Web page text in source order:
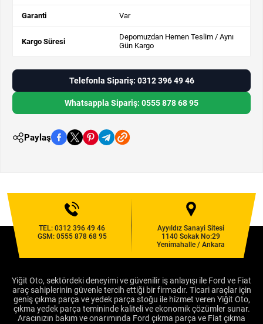
Garanti Var
Kargo Süresi
Depomuzdan Hemen Teslim / Aynı
Gün Kargo
Telefonla Sipariş: 0312 396 49 46
Whatsappla Sipariş: 0555 878 68 95
Paylaş
TEL:0312 396 49 46
GSM: 0555 878 68 95
Ayyıldız Sanayi Sitesi
1140 Sokak No:29
Yenimahalle / Ankara
Yiğit Oto, sektördeki deneyimi ve güvenilir iş anlayışı ile Ford ve Fiat
araç sahiplerinin güvenle tercih ettiği bir firmadır. Ticari araçlar için
geniş çıkma parça ve yedek parça stoğu ile hizmet veren Yiğit Oto,
çıkma yedek parça temininde kaliteli ve ekonomik çözümler sunar.
Aracınızın bakım ve onarımında Ford çıkma parça ve Fiat çıkma